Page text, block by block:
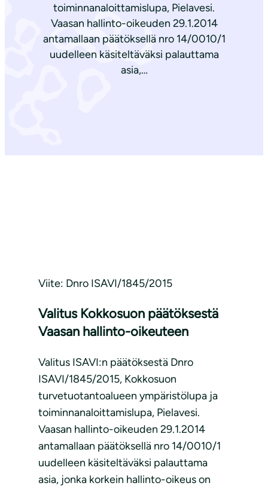
toiminnanaloittamislupa, Pielavesi.
Vaasan hallinto-oikeuden 29.1.2014
antamallaan päätöksellä nro 14/0010/1
uudelleen käsiteltäväksi palauttama
asia,…
Viite: Dnro ISAVI/1845/2015
Valitus Kokkosuon päätöksestä
Vaasan hallinto-oikeuteen
Valitus ISAVI:n päätöksestä Dnro
ISAVI/1845/2015, Kokkosuon
turvetuotantoalueen ympäristölupa ja
toiminnanaloittamislupa, Pielavesi.
Vaasan hallinto-oikeuden 29.1.2014
antamallaan päätöksellä nro 14/0010/1
uudelleen käsiteltäväksi palauttama
asia, jonka korkein hallinto-oikeus on